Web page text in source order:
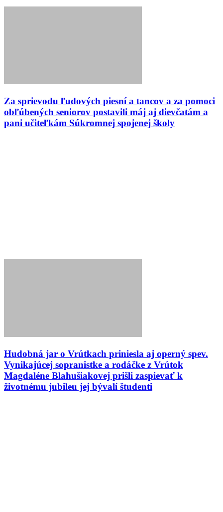
Za sprievodu ľudových piesní a tancov a za pomoci
obľúbených seniorov postavili máj aj dievčatám a
pani učiteľkám Súkromnej spojenej školy
Hudobná jar o Vrútkach priniesla aj operný spev.
Vynikajúcej sopranistke a rodáčke z Vrútok
Magdaléne Blahušiakovej prišli zaspievať k
životnému jubileu jej bývalí študenti